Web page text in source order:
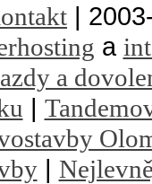
|
a
a
|
|